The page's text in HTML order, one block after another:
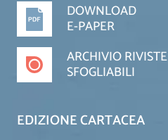
DOWNLOAD
E-PAPER
ARCHIVIO RIVISTE
SFOGLIABILI
EDIZIONE CARTACEA